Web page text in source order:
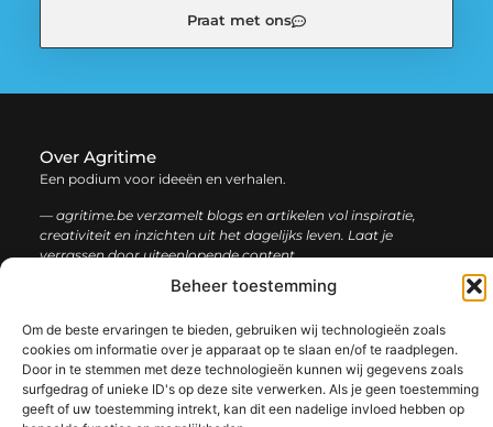
Beheer toestemming
Om de beste ervaringen te bieden, gebruiken wij technologieën zoals
cookies om informatie over je apparaat op te slaan en/of te raadplegen.
Door in te stemmen met deze technologieën kunnen wij gegevens zoals
surfgedrag of unieke ID's op deze site verwerken. Als je geen toestemming
geeft of uw toestemming intrekt, kan dit een nadelige invloed hebben op
Praat met ons
Over Agritime
Een podium voor ideeën en verhalen.
— agritime.be verzamelt blogs en artikelen vol inspiratie,
creativiteit en inzichten uit het dagelijks leven. Laat je
verrassen door uiteenlopende content.
informatie